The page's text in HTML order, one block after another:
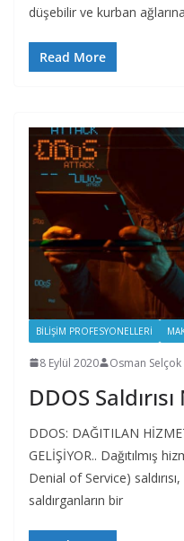
düşebilir ve kurban
Read More
BILIŞIM PROFESYONELLERI
8 Eylül 2020 Osman Selçok
DDOS
DDOS: DAĞITILAN
GELİŞİYOR.. Dağıtılmış
Denial of Service)
saldırganların bir